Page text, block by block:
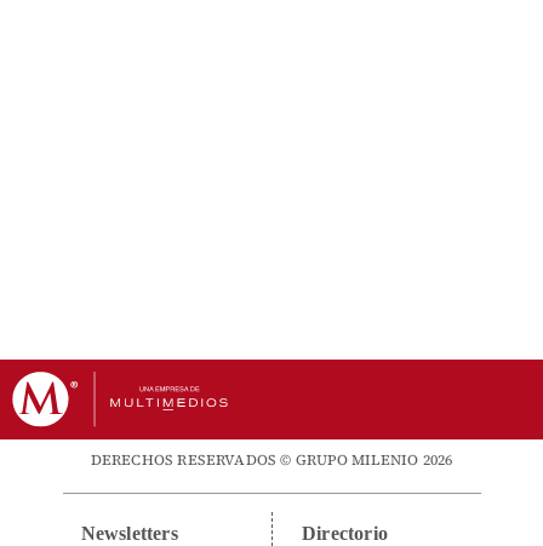
DERECHOS RESERVADOS © GRUPO MILENIO 2026
Newsletters Directorio